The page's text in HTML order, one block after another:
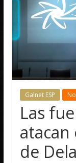
Galnet ESP
Las
de